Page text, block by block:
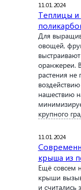
11.01.2024
Теплицы и
Для
овощей,
оранжереи.
растения не
нашествию
крупного
11.01.2024
крыша из
Ещё совсем
крыши
и считались